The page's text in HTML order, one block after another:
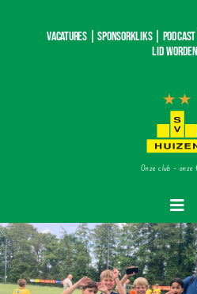
Vacatures | SponsorKliks | Podcast
Lid
Onze club – onze
Toggle
Home